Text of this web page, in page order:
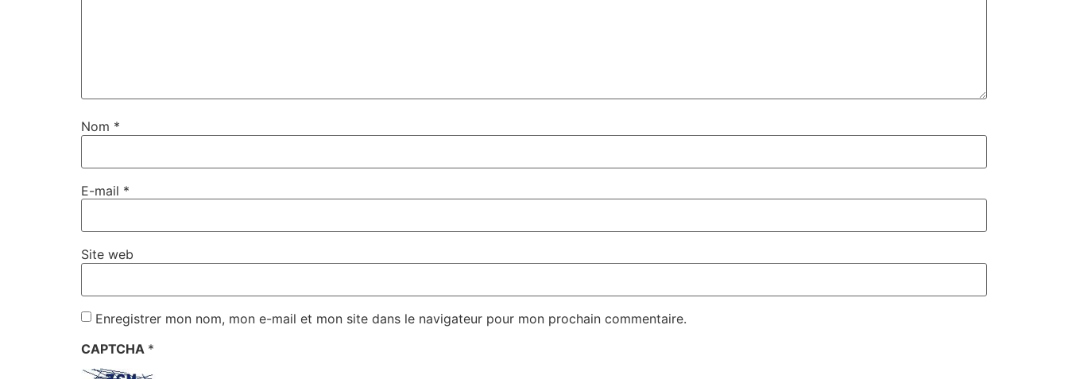
Nom *
E-mail *
Site web
Enregistrer mon nom, mon e-mail et mon site dans le navigateur pour mon prochain commentaire.
CAPTCHA *